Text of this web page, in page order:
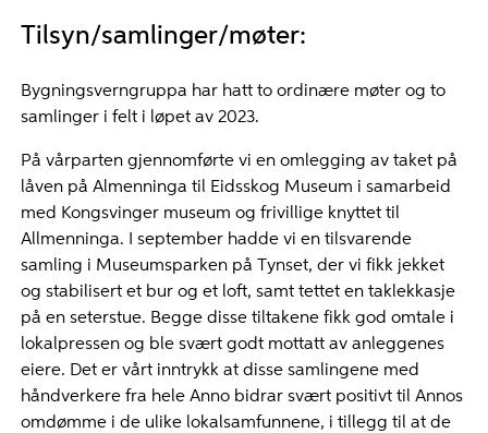
Tilsyn/samlinger/møter:
Bygningsverngruppa har hatt to ordinære møter og to
samlinger i felt i løpet av 2023.
På vårparten gjennomførte vi en omlegging av taket på
låven på Almenninga til Eidsskog Museum i samarbeid
med Kongsvinger museum og frivillige knyttet til
Allmenninga. I september hadde vi en tilsvarende
samling i Museumsparken på Tynset, der vi fikk jekket
og stabilisert et bur og et loft, samt tettet en taklekkasje
på en seterstue. Begge disse tiltakene fikk god omtale i
lokalpressen og ble svært godt mottatt av anleggenes
eiere. Det er vårt inntrykk at disse samlingene med
håndverkere fra hele Anno bidrar svært positivt til Annos
omdømme i de ulike lokalsamfunnene, i tillegg til at de